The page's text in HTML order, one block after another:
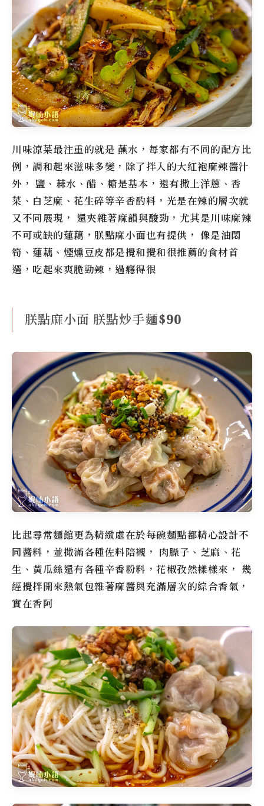
川味涼菜最注重的就是 蘸水，每家都有不同的配方比
例，調和起來滋味多變，除了拌入的大紅袍麻辣醬汁
外， 鹽、蒜水、醋、糖是基本，還有撒上洋蔥、香
菜、白芝麻、花生碎等辛香酌料，光是在辣的層次就
又不同展現， 還夾雜著麻韻與酸勁，尤其是川味麻辣
不可或缺的蓮藕，朕點麻小面也有提供， 像是油悶
筍、蓮藕、煙燻豆皮都是攪和攪和很推薦的食材首
選，吃起來爽脆勁辣，過癮得很
朕點麻小面 朕點炒手麵$90
比起尋常麵館更為精緻處在於每碗麵點都精心設計不
同醬料，並撒滿各種佐料陪襯， 肉臊子、芝麻、花
生、黃瓜絲還有各種辛香粉料，花椒孜然樣樣來， 幾
經攪拌開來熱氣包雜著麻醬與充滿層次的綜合香氣，
實在香阿